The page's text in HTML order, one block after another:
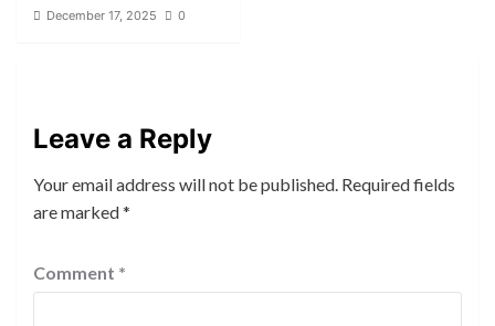
December 17, 2025 0
Leave a Reply
Your email address will not be published. Required fields
are marked*
Comment *